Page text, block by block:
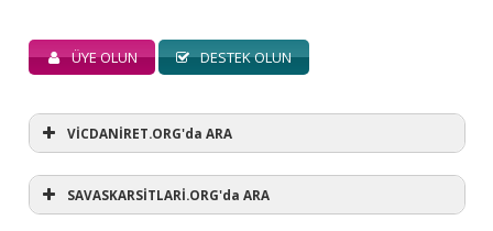
ÜYE OLUN DESTEK OLUN
VİCDANİRET.ORG'da ARA
SAVASKARSİTLARİ.ORG'da ARA